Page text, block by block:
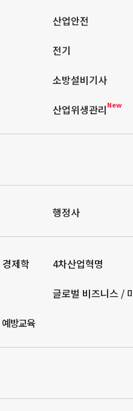
산업안전
전기
소방설비기사
산업위생관리New
행정사
제학 4차산업혁명
글로벌 비즈니스 /
방교육